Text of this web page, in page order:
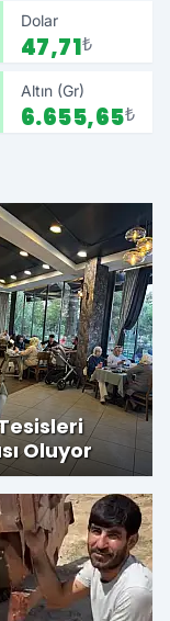
Dolar
47,71₺
Altın (Gr)
6.655,65₺
Oluyor